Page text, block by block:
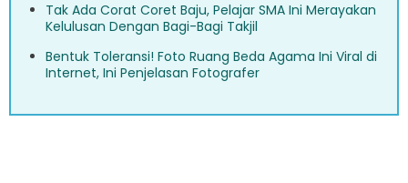
Tak Ada Corat Coret Baju, Pelajar SMA Ini Merayakan
Kelulusan Dengan Bagi-Bagi Takjil
Bentuk Toleransi! Foto Ruang Beda Agama Ini Viral di
Internet, Ini Penjelasan Fotografer